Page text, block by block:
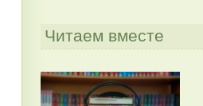
Читаем вместе